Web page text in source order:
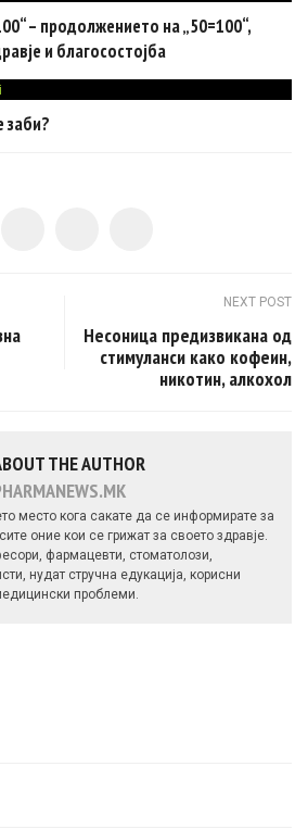
– продолжението на „50=100“,
и благосостојба
NEXT POST
Несоница предизвикана од
стимуланси како кофеин,
никотин, алкохол
THE AUTHOR
место кога сакате да се информирате за
оние кои се грижат за своето здравје.
фармацевти, стоматолози,
нудат стручна едукација, корисни
проблеми.